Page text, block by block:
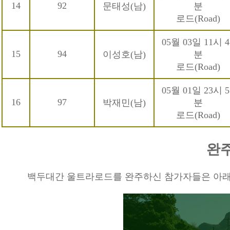
14 92 문태성(남)
분
로드(Road)
15 94 이성호(남)
05월 03일 11시
분
로드(Road)
16 97 박재민(남)
05월 01일 23시
분
로드(Road)
완
백두대간 울트라로드를 완주하신 참가자들은 아